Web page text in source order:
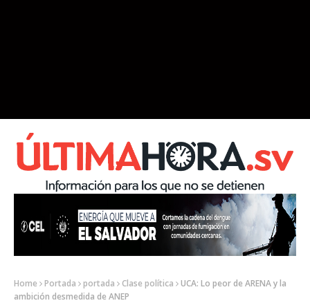
Home Portada portada Clase política
UCA: Lo peor de ARENA y la
ambición desmedida de ANEP